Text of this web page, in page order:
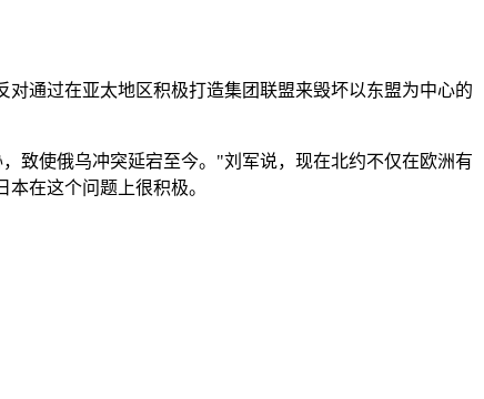
通过在亚太地区积极打造集团联盟来毁坏以东盟为中心的
致使俄乌冲突延宕至今。"刘军说，现在北约不仅在欧洲有
在这个问题上很积极。